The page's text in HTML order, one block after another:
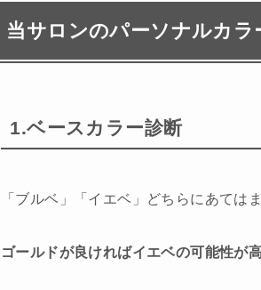
当サロンのパーソナルカラ
1.ベースカラー診断
「ブルベ」「イエベ」どちらにあては
ゴールドが良ければイエベの可能性が